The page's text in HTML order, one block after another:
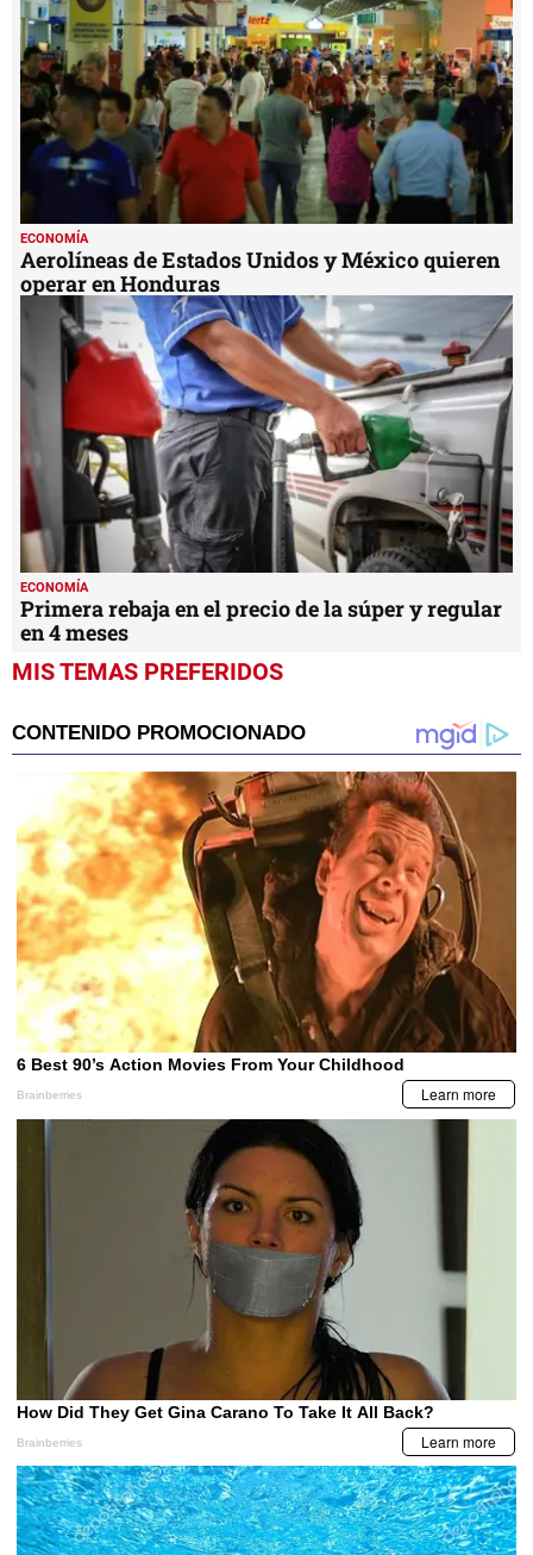
ECONOMÍA
Aerolíneas de Estados Unidos y México quieren
operar en Honduras
ECONOMÍA
Primera rebaja en el precio de la súper y regular
en 4 meses
MIS TEMAS PREFERIDOS